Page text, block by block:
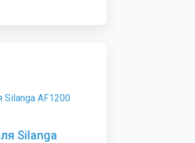
Silanga